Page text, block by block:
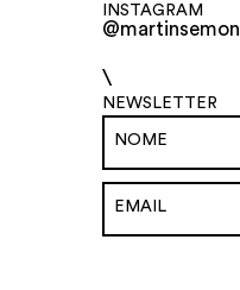
INSTAGRAM
\
NEWSLETTER